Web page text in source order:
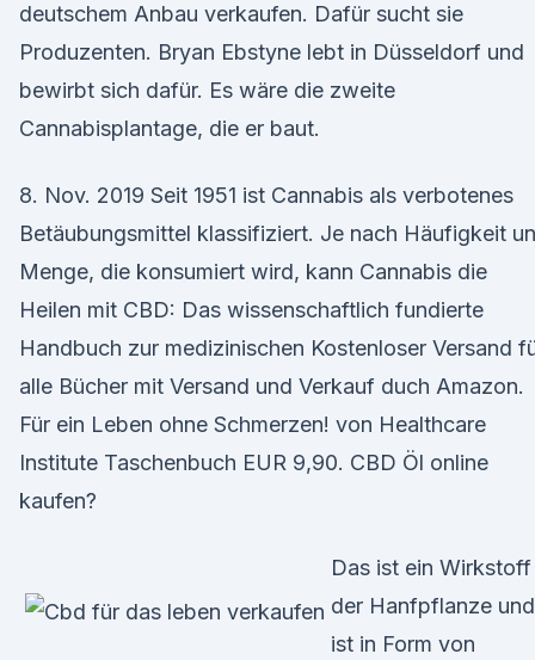
deutschem Anbau verkaufen. Dafür sucht sie
Produzenten. Bryan Ebstyne lebt in Düsseldorf und
bewirbt sich dafür. Es wäre die zweite
Cannabisplantage, die er baut.
8. Nov. 2019 Seit 1951 ist Cannabis als verbotenes
Betäubungsmittel klassifiziert. Je nach Häufigkeit
Menge, die konsumiert wird, kann Cannabis die
Heilen mit CBD: Das wissenschaftlich fundierte
Handbuch zur medizinischen Kostenloser Versand
alle Bücher mit Versand und Verkauf duch Amazon.
Für ein Leben ohne Schmerzen! von Healthcare
Institute Taschenbuch EUR 9,90. CBD Öl online
kaufen?
Das ist ein Wirkstoff
der Hanfpflanze und
ist in Form von